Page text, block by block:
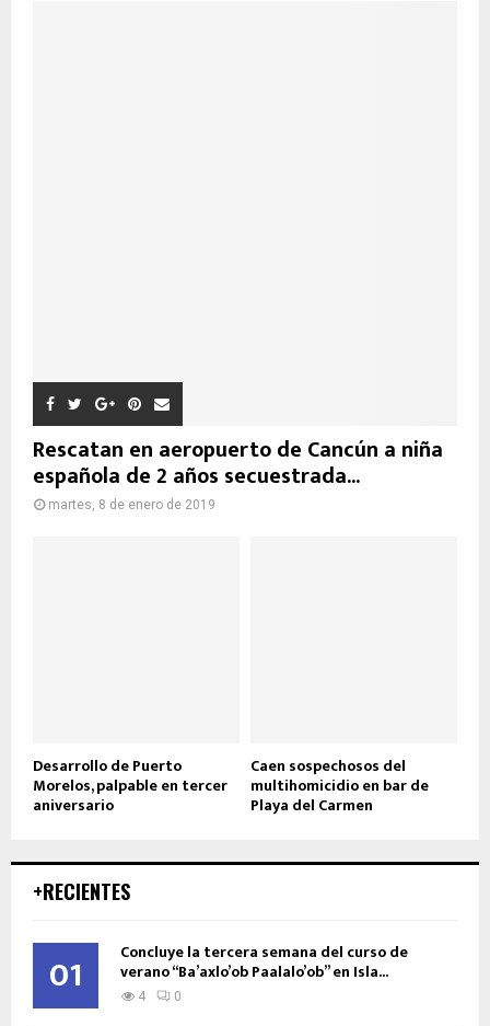
Rescatan en aeropuerto de Cancún a niña
española de 2 años secuestrada...
martes, 8 de enero de 2019
Desarrollo de Puerto
Morelos, palpable en tercer
aniversario
Caen sospechosos del
multihomicidio en bar de
Playa del Carmen
+RECIENTES
01 Concluye la tercera semana del curso de
verano “Ba’axlo’ob Paalalo’ob” en Isla...
4 0